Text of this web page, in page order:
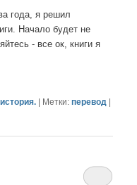
года, я решил
Начало будет не
- все ок, книги я
| Метки: перевод |